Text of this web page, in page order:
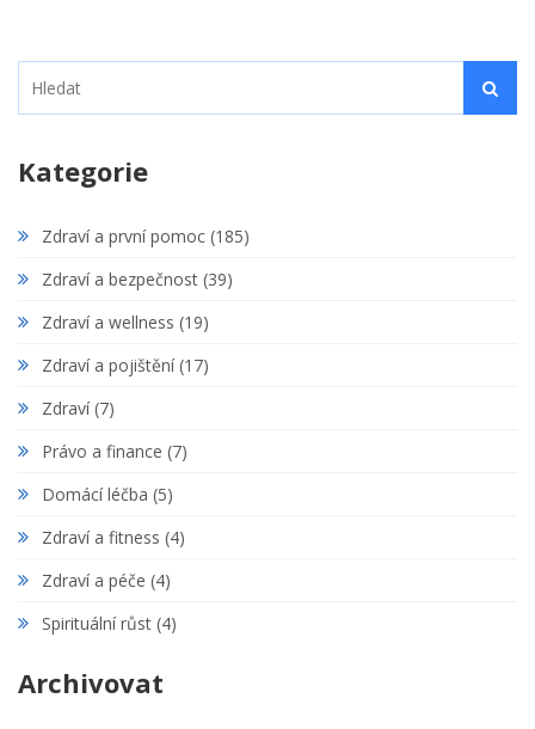
Kategorie
Zdraví a první pomoc (185)
Zdraví a bezpečnost (39)
Zdraví a wellness (19)
Zdraví a pojištění(17)
Zdraví(7)
Právo a finance (7)
Domácí léčba (5)
Zdraví a fitness (4)
Zdraví a péče (4)
Spirituální růst (4)
Archivovat